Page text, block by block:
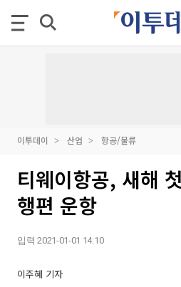
이투데이 산업 항공/물류
티웨이항공, 새해
행편 운항
입력 2021-01-01 14:10
이주혜 기자